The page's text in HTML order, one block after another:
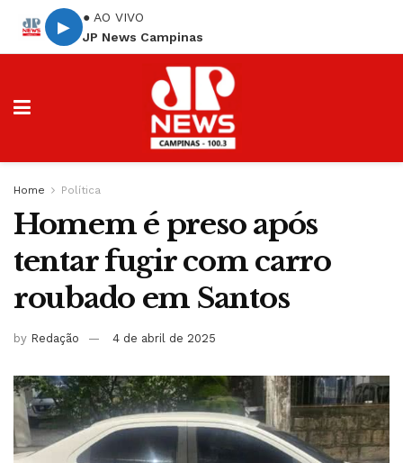
▶
● AO VIVO
JP News Campinas
Home Política
Homem é preso após
tentar fugir com carro
roubado em Santos
by Redação 4 de abril de 2025